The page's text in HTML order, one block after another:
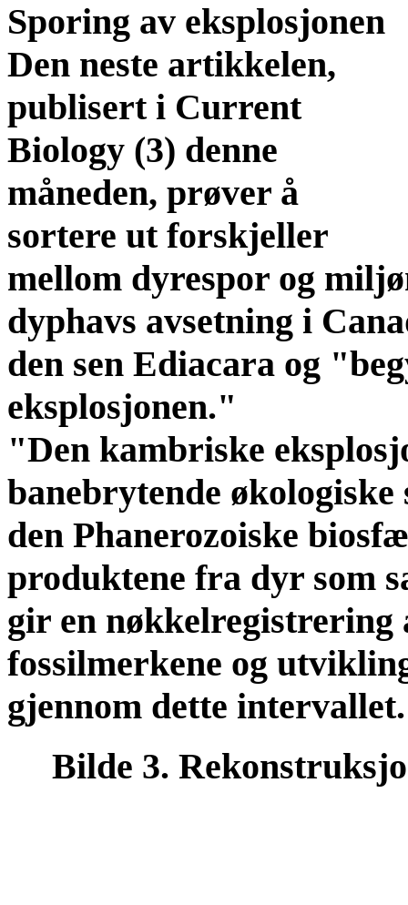
Sporing av eksplosjonen
Den neste artikkelen,
publisert i Current
Biology (3) denne
måneden, prøver å
sortere ut forskjeller
mellom dyrespor og
dyphavs avsetning i
den sen Ediacara og
eksplosjonen."
"Den kambriske
banebrytende
den Phanerozoiske
produktene fra dyr som
gir en nøkkelregistrering
fossilmerkene og
gjennom dette
Bilde 3.